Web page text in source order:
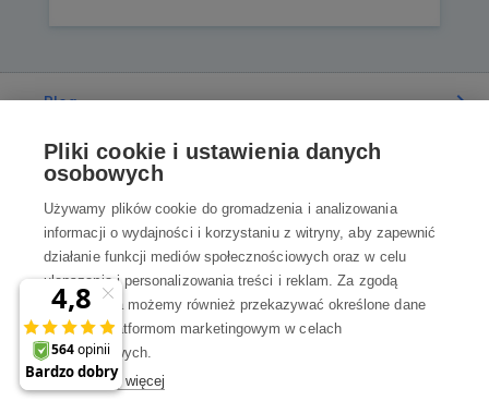
Blog
Poradnia
Wszystko o zakupach
Kontakt
Skontaktuj się z Nami
Pliki cookie i ustawienia danych
osobowych
Używamy plików cookie do gromadzenia i analizowania
informacji o wydajności i korzystaniu z witryny, aby zapewnić
działanie funkcji mediów społecznościowych oraz w celu
ulepszania i personalizowania treści i reklam. Za zgodą
użytkownika możemy również przekazywać określone dane
osobowe platformom marketingowym w celach
marketingowych.
Dowiedz się więcej